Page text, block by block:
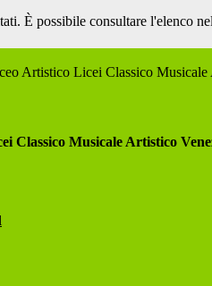
È possibile consultare l'elenco
Artistico Licei Classico Musicale
Classico Musicale Artistico